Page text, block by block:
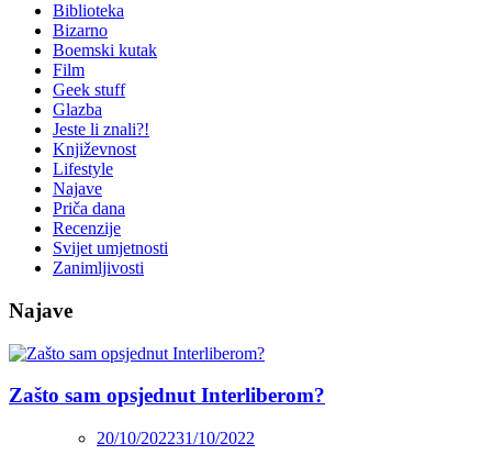
Biblioteka
Bizarno
Boemski kutak
Film
Geek stuff
Glazba
Jeste li znali?!
Književnost
Lifestyle
Najave
Priča dana
Recenzije
Svijet umjetnosti
Zanimljivosti
Najave
Zašto sam opsjednut Interliberom?
20/10/202231/10/2022